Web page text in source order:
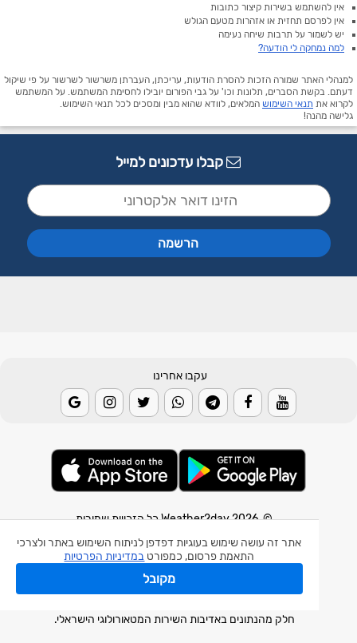
אתר זה עושה שימוש בעוגיות דפדפן לניתוח השימוש באתר ולצרכי
התאמת פרסום, כמפורט במדיניות הפרטיות
מקובל
אין להשתמש בשירות קיצור כתובות
אין לפרסם תחזית או אזהרות מטעם הגולש
יש לשמור על תרבות שיחה נעימה
למה נמחקה לי הודעה?
למנהלי האתר שמורה הזכות להסרת הודעות, עריכתן, העברתן משרשור לשרשור על פי שיקול
דעתם. בקשת הסברים, תלונות וכו' על גבי הפורום יובילו לחסימת המשתמש. על המשתמש
לקרוא את תנאי השימוש המלאים, לוודא שהוא מבין ומסכים לכל תנאי השימוש.
גלישה מהנה!
קבלו עדכונים למייל
עקבו אחרינו
© 2026 Weather2day כל הזכויות שמורות
אפליקצית מזג אוויר
אפליקצית מכ"ם גשם
חלק מהנתונים באדיבות השירות המטאורולוגי הישראלי.